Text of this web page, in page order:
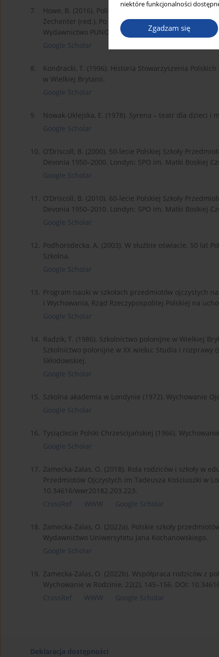
niektóre funkcjonalności
Zgadzam się
7.
Howe, B. (2016). Polish education in the United
Zechenter (red.), Po polsku na wyspach: A Guide for
Wydawnictwo PUNO.
Google Scholar
8.
Kondracki, T. (1996). Historia Stowarzyszenia
w Wielkiej Brytanii.
Google Scholar
9.
Nowak-Uklejska, E. (1978). Syrena – teatr dla dzieci i
Google Scholar
10. O’Driscoll, B. (2000). 50-lecie Polskiej Szkoły
Devonia 1950–2000. Londyn: SPO im. Matki Boskiej
Google Scholar
11. O’Driscoll, B. (2010). 60-lecie Polskiej Szkoły
Devonia 1950–2010. Londyn: SPO im. Matki Boskiej
Google Scholar
12. Podhorodecka, A. (2003). W służbie oświacie. 50 lat
Szkolna.
Google Scholar
13. Program nauki w szkołach przedmiotów ojczystych
i Wychowania, Rząd Rzeczypospolitej Polskiej na
Google Scholar
14. Radzik, T. (1986). Szkolnictwo polonijne w Wielkiej
Szkolnictwo polonijne w XX wieku: Studia i rozprawy
Skłodowskiej.
Google Scholar
15. Szkolna akademia w Londynie (1972). Wychowanie
Google Scholar
16. Tysiąclecie Polski Chrześcijańskiej (1966).
Google Scholar
17. Zamecka-Zalas, O. (2018). Rola rodziców i szkoły w
Przedmiotów Ojczystych im Tadeusza Kościuszki w
10.34616/wwr20182.203.223.
CrossRef
WWW Google Scholar
18. Zamecka-Zalas, O. (2022a). Polskie szkoły
Wydawnictwo Uniwersytetu Jana Kochanowskiego.
Google Scholar
19. Zamecka-Zalas, O. (2022b). Współpraca rodziców z
Wychowanie w Rodzinie, 22(2), 145–156. DOI:
CrossRef
WWW Google Scholar
Deklaracja dostępności